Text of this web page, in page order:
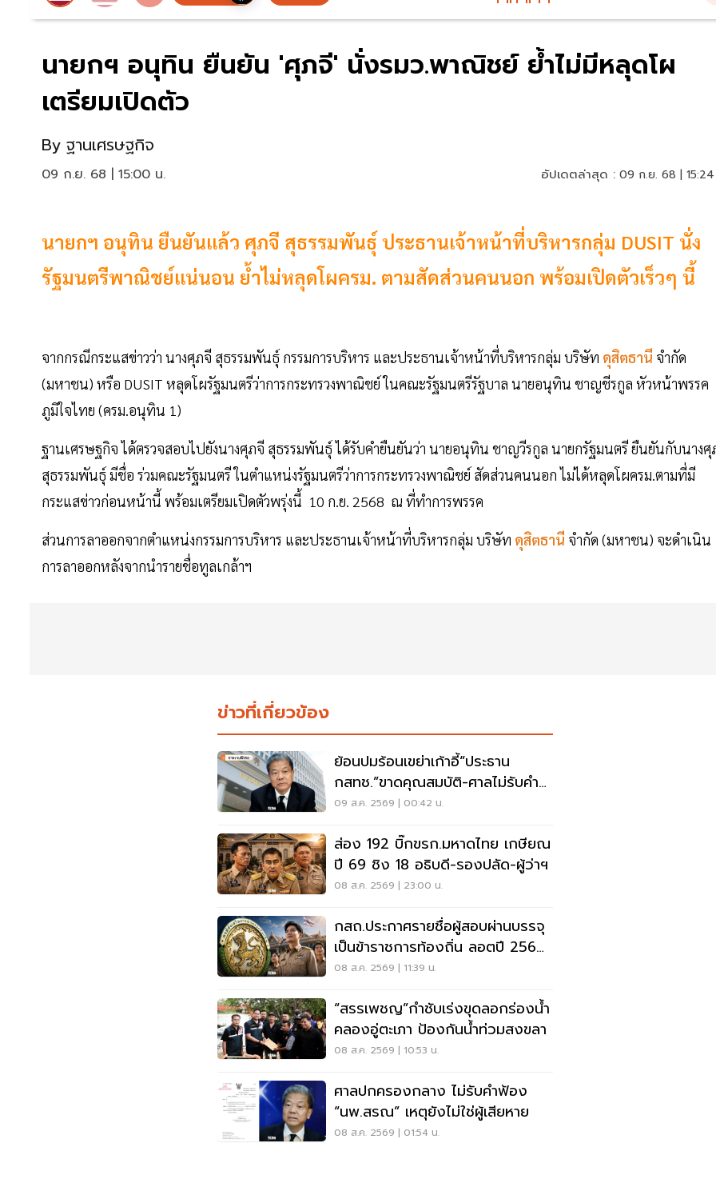
นายกฯ อนุทิน ยืนยัน 'ศุภจี' นั่งรมว.พาณิชย์ ย้ำไม่มีหลุดโผ
เตรียมเปิดตัว
By ฐานเศรษฐกิจ
09 ก.ย. 68 | 15:00 น. อัปเดตล่าสุด : 09 ก.ย. 68 |
นายกฯ อนุทิน ยืนยันแล้ว ศุภจี สุธรรมพันธุ์ ประธานเจ้าหน้าที่บริหารกลุ่ม DUSIT นั่ง
รัฐมนตรีพาณิชย์แน่นอน ย้ำไม่หลุดโผครม. ตามสัดส่วนคนนอก พร้อมเปิดตัวเร็วๆ นี้
จากกรณีกระแสข่าวว่า นางศุภจี สุธรรมพันธุ์ กรรมการบริหาร และประธานเจ้าหน้าที่บริหารกลุ่ม บริษัท ดุสิตธานี จำกัด
(มหาชน) หรือ DUSIT หลุดโผรัฐมนตรีว่าการกระทรวงพาณิชย์ ในคณะรัฐมนตรีรัฐบาล นายอนุทิน ชาญชีรกูล หัวหน้าพรรค
ภูมิใจไทย (ครม.อนุทิน 1)
ฐานเศรษฐกิจ ได้ตรวจสอบไปยังนางศุภจี สุธรรมพันธุ์ ได้รับคำยืนยันว่า นายอนุทิน ชาญวีรกูล นายกรัฐมนตรี ยืนยันกับนางศุ
สุธรรมพันธุ์ มีชื่อ ร่วมคณะรัฐมนตรี ในตำแหน่งรัฐมนตรีว่าการกระทรวงพาณิชย์ สัดส่วนคนนอก ไม่ได้หลุดโผครม.ตามที่มี
กระแสข่าวก่อนหน้านี้ พร้อมเตรียมเปิดตัวพรุ่งนี้ 10 ก.ย. 2568 ณ ที่ทำการพรรค
ส่วนการลาออกจากตำแหน่งกรรมการบริหาร และประธานเจ้าหน้าที่บริหารกลุ่ม บริษัท ดุสิตธานี จำกัด (มหาชน) จะดำเนิน
การลาออกหลังจากนำรายชื่อทูลเกล้าฯ
ข่าวที่เกี่ยวข้อง
ย้อนปมร้อนเขย่าเก้าอี้“ประธาน
กสทช.”ขาดคุณสมบัติ-ศาลไม่รับคำ
ฟ้อง
09 ส.ค. 2569 | 00:42 น.
ส่อง 192 บิ๊กขรก.มหาดไทย เกษียณ
ปี 69 ชิง 18 อธิบดี-รองปลัด-ผู้ว่าฯ
08 ส.ค. 2569 | 23:00 น.
กสถ.ประกาศรายชื่อผู้สอบผ่านบรรจุ
เป็นข้าราชการท้องถิ่น ลอตปี 2568
ใหม่
08 ส.ค. 2569 | 11:39 น.
“สรรเพชญ”กำชับเร่งขุดลอกร่องน้ำ
คลองอู่ตะเภา ป้องกันน้ำท่วมสงขลา
08 ส.ค. 2569 | 10:53 น.
ศาลปกครองกลาง ไม่รับคำฟ้อง
“นพ.สรณ” เหตุยังไม่ใช่ผู้เสียหาย
08 ส.ค. 2569 | 01:54 น.